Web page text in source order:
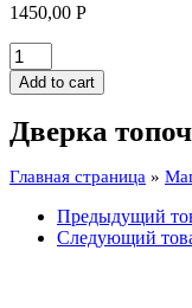
1450,00 Р
Дверка
топочная
250*210
Иркутская
Add to cart
Дверка
Главная страница »
Предыдущий
Следующий